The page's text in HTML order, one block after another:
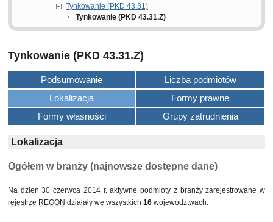
Tynkowanie (PKD 43.31)
Tynkowanie (PKD 43.31.Z)
Tynkowanie (PKD 43.31.Z)
Podsumowanie
Liczba podmiotów
Lokalizacja
Formy prawne
Formy własności
Grupy zatrudnienia
Lokalizacja
Ogółem w branży (najnowsze dostępne dane)
Na dzień 30 czerwca 2014 r. aktywne podmioty z branży zarejestrowane w
rejestrze REGON działały we wszystkich 16 województwach.